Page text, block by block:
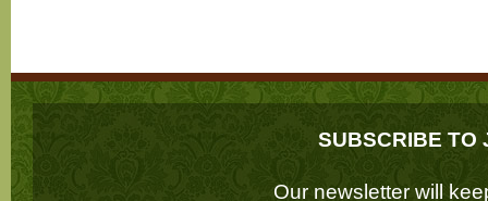
SUBSCRIBE TO
Our newsletter will